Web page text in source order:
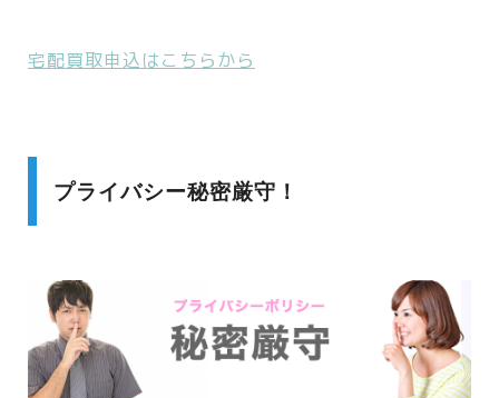
宅配買取申込はこちらから
プライバシー秘密厳守！